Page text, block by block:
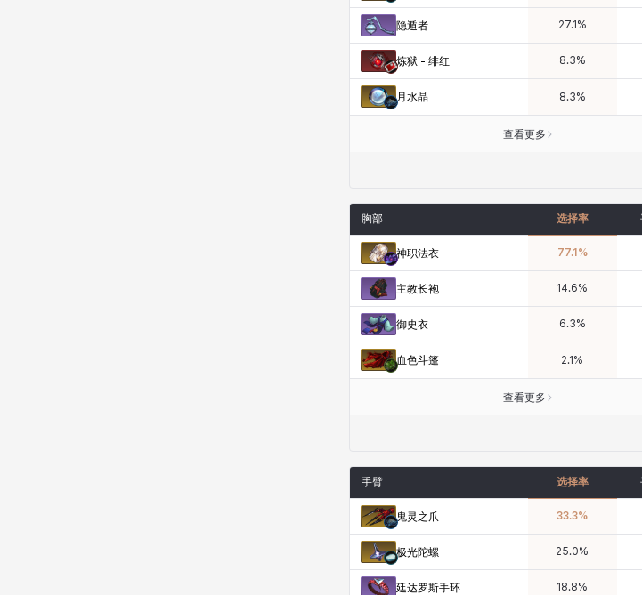
隐遁者 27.1 %
炼狱 - 绯红 8.3%
月水晶 8.3%
查看更多
胸部 选择率
神职法衣 77.1 %
主教长袍 14.6%
御史衣 6.3%
血色斗篷 2.1 %
查看更多
手臂 选择率
鬼灵之爪 33.3%
极光陀螺 25.0%
廷达罗斯手环 18.8%